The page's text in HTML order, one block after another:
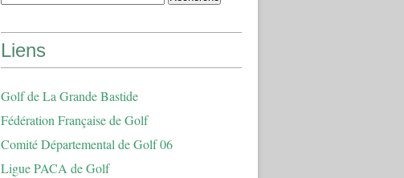
Liens
Golf de La Grande Bastide
Fédération Française de Golf
Comité Départemental de Golf 06
Ligue PACA de Golf